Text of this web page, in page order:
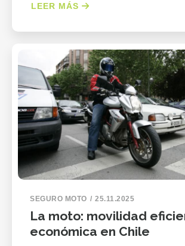
LEER MÁS
SEGURO MOTO 25.11.2025
La moto: movilidad
económica en Chile